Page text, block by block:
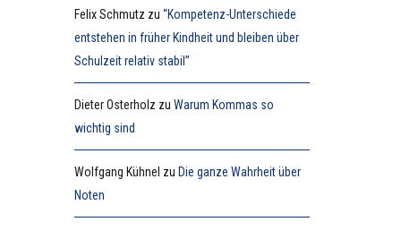
Felix Schmutz zu“Kompetenz-Unterschiede
entstehen in früher Kindheit und bleiben über
Schulzeit relativ stabil”
Dieter Osterholz zuWarum Kommas so
wichtig sind
Wolfgang Kühnel zu Die ganze Wahrheit über
Noten